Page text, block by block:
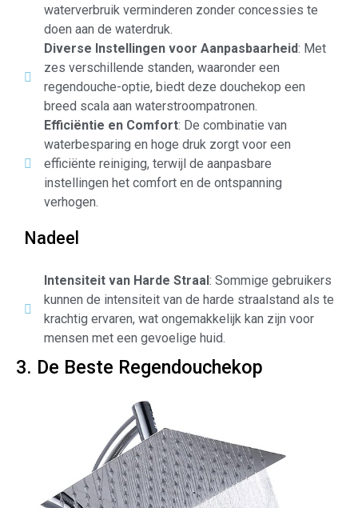
waterverbruik verminderen zonder concessies te
doen aan de waterdruk.
Diverse Instellingen voor Aanpasbaarheid: Met
zes verschillende standen, waaronder een
regendouche-optie, biedt deze douchekop een
breed scala aan waterstroompatronen.
Efficiëntie en Comfort: De combinatie van
waterbesparing en hoge druk zorgt voor een
efficiënte reiniging, terwijl de aanpasbare
instellingen het comfort en de ontspanning
verhogen.
Nadeel
Intensiteit van Harde Straal: Sommige gebruikers
kunnen de intensiteit van de harde straalstand als te
krachtig ervaren, wat ongemakkelijk kan zijn voor
mensen met een gevoelige huid.
3. De Beste Regendouchekop